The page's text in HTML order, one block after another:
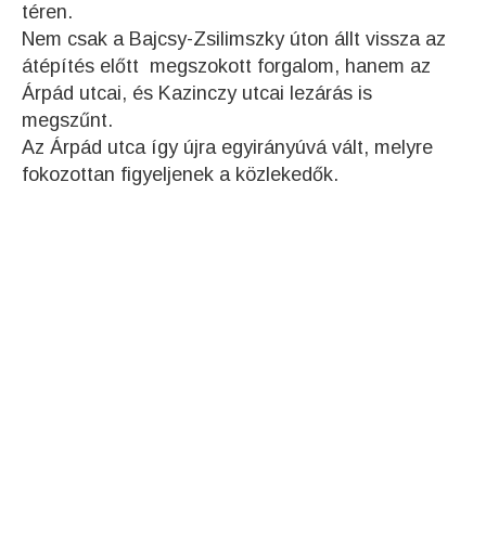
téren.
Nem csak a Bajcsy-Zsilimszky úton állt vissza az
átépítés előtt megszokott forgalom, hanem az
Árpád utcai, és Kazinczy utcai lezárás is
megszűnt.
Az Árpád utca így újra egyirányúvá vált, melyre
fokozottan figyeljenek a közlekedők.